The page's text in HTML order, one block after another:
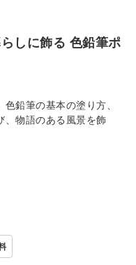
しに飾る 色鉛筆ポ
鉛筆の基本の塗り方、
、物語のある風景を飾